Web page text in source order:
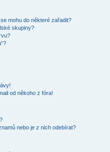
mohu do některé zařadit?
skupiny?
od někoho z fóra!
nebo je z nich odebírat?